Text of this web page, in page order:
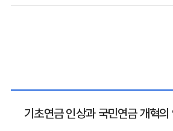
기초연금 인상과 국민연금 개혁의